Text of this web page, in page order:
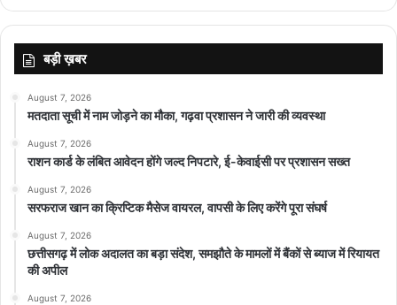
बड़ी ख़बर
August 7, 2026
मतदाता सूची में नाम जोड़ने का मौका, गढ़वा प्रशासन ने जारी की व्यवस्था
August 7, 2026
राशन कार्ड के लंबित आवेदन होंगे जल्द निपटारे, ई-केवाईसी पर प्रशासन सख्त
August 7, 2026
सरफराज खान का क्रिप्टिक मैसेज वायरल, वापसी के लिए करेंगे पूरा संघर्ष
August 7, 2026
छत्तीसगढ़ में लोक अदालत का बड़ा संदेश, समझौते के मामलों में बैंकों से ब्याज में रियायत
की अपील
August 7, 2026